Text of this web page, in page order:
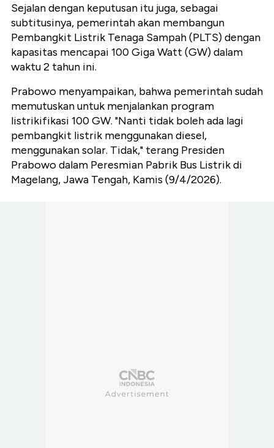
Sejalan dengan keputusan itu juga, sebagai
subtitusinya, pemerintah akan membangun
Pembangkit Listrik Tenaga Sampah (PLTS) dengan
kapasitas mencapai 100 Giga Watt (GW) dalam
waktu 2 tahun ini.
Prabowo menyampaikan, bahwa pemerintah sudah
memutuskan untuk menjalankan program
listrikifikasi 100 GW. "Nanti tidak boleh ada lagi
pembangkit listrik menggunakan diesel,
menggunakan solar. Tidak," terang Presiden
Prabowo dalam Peresmian Pabrik Bus Listrik di
Magelang, Jawa Tengah, Kamis (9/4/2026).